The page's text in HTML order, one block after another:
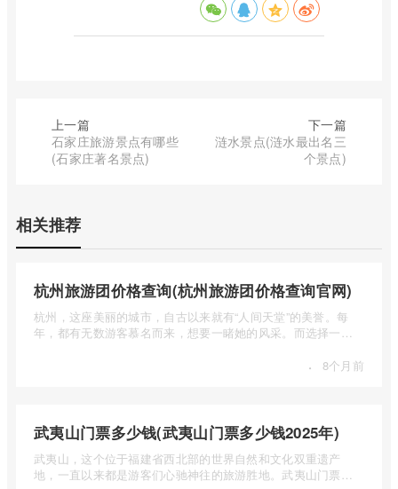
上一篇
石家庄旅游景点有哪些
(石家庄著名景点)
下一篇
涟水景点(涟水最出名三
个景点)
相关推荐
杭州旅游团价格查询(杭州旅游团价格查询官网)
杭州，这座美丽的城市，自古以来就有“人间天堂”的美誉。每
年，都有无数游客慕名而来，想要一睹她的风采。而选择一个
· 8个月前
武夷山门票多少钱(武夷山门票多少钱2025年)
武夷山，这个位于福建省西北部的世界自然和文化双重遗产
地，一直以来都是游客们心驰神往的旅游胜地。武夷山门票多